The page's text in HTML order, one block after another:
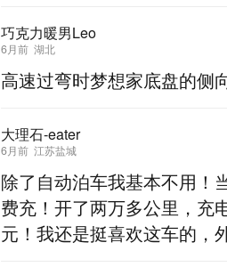
巧克力暖男Leo
6月前 湖北
高速过弯时梦想家底盘的侧
大理石-eater
6月前 江苏盐城
除了自动泊车我基本不用！
费充！开了两万多公里，充
元！我还是挺喜欢这车的，